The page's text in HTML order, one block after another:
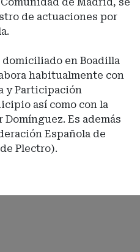
de Madrid, se
de actuaciones por
domiciliado en Boadilla
habitualmente con
y Participación
así como con la
Domínguez. Es además
Española de
Plectro).